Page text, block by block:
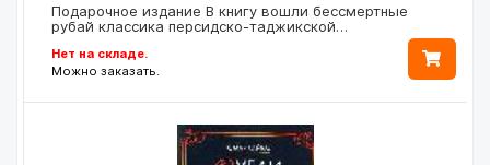
Подарочное издание В книгу вошли бессмертные
рубай классика персидско-таджикской…
Нет на складе.
Можно заказать.